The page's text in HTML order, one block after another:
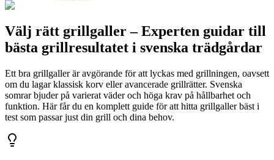
Välj rätt grillgaller – Experten guidar till
bästa grillresultatet i svenska trädgårdar
Ett bra grillgaller är avgörande för att lyckas med grillningen, oavsett
om du lagar klassisk korv eller avancerade grillrätter. Svenska
somrar bjuder på varierat väder och höga krav på hållbarhet och
funktion. Här får du en komplett guide för att hitta grillgaller bäst i
test som passar just din grill och dina behov.